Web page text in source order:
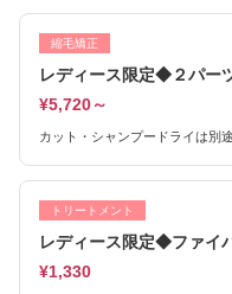
縮毛矯正
レディース限定◆２パー
¥5,720～
カット・シャンプードライは別
トリートメント
レディース限定◆ファイ
¥1,330